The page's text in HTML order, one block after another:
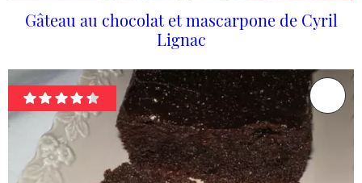
Gâteau au chocolat et mascarpone de Cyril
Lignac